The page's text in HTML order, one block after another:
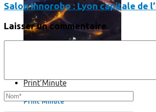
Print’Minute
Print'Minute
Salon Innorobo : Lyon capitale de
Laisser un commentaire